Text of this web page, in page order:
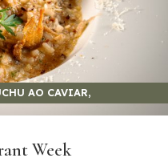
AO CAVIAR,
Week